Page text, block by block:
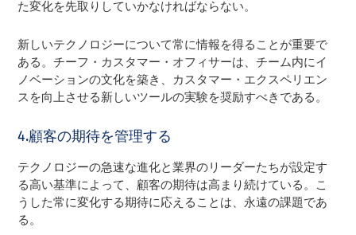
た変化を先取りしていかなければならない。
新しいテクノロジーについて常に情報を得ることが重要で
ある。チーフ・カスタマー・オフィサーは、チーム内にイ
ノベーションの文化を築き、カスタマー・エクスペリエン
スを向上させる新しいツールの実験を奨励すべきである。
4.顧客の期待を管理する
テクノロジーの急速な進化と業界のリーダーたちが設定す
る高い基準によって、顧客の期待は高まり続けている。こ
うした常に変化する期待に応えることは、永遠の課題であ
る。